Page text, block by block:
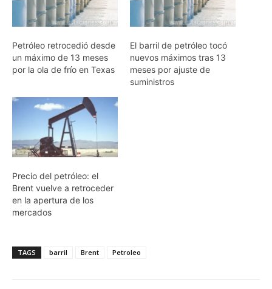
Petróleo retrocedió desde
un máximo de 13 meses
por la ola de frío en Texas
El barril de petróleo tocó
nuevos máximos tras 13
meses por ajuste de
suministros
Precio del petróleo: el
Brent vuelve a retroceder
en la apertura de los
mercados
TAGS barril Brent Petroleo